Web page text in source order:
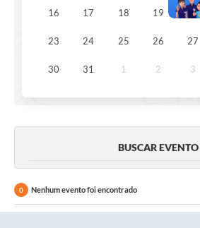
Links
Telefones Úteis
16 17 18 19 20
23 24 25 26 27
30 31 1 2 3
BUSCAR EVENTO
0 Nenhum evento foi encontrado